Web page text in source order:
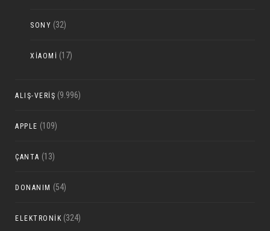
SONY (32)
XIAOMI (17)
ALIŞ-VERIŞ (9.996)
APPLE (109)
ÇANTA (13)
DONANIM (54)
ELEKTRONIK (324)